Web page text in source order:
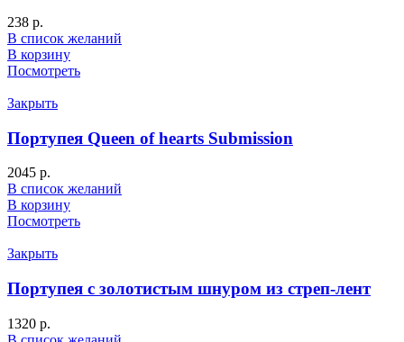
238 р.
В список желаний
В корзину
Посмотреть
Закрыть
Портупея Queen of hearts Submission
2045 р.
В список желаний
В корзину
Посмотреть
Закрыть
Портупея с золотистым шнуром из стреп-лент
1320 р.